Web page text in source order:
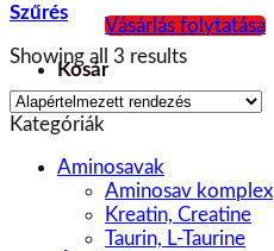
Vásárlás folytatása
Kosár
Szűrés
Showing all 3 results
Kategóriák
Aminosavak
Aminosav komplex
Kreatin, Creatine
Taurin, L-Taurine